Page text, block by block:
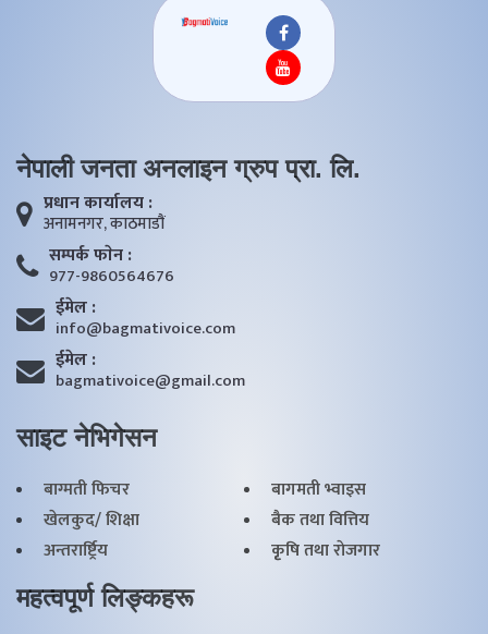
नेपाली जनता अनलाइन ग्रुप प्रा. लि.
प्रधान कार्यालय :
अनामनगर, काठमाडाैं
सम्पर्क फाेन :
977-9860564676
ईमेल :
info@bagmativoice.com
ईमेल :
bagmativoice@gmail.com
साइट नेभिगेसन
बाग्मती फिचर
बागमती भ्वाइस
खेलकुद/ शिक्षा
बैक तथा वित्तिय
अन्तरार्ष्ट्रिय
कृृषि तथा राेजगार
महत्वपूर्ण लिङ्कहरू